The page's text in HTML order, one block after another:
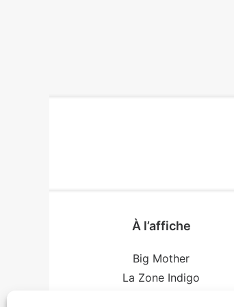
À l’affiche
Big Mother
La Zone Indigo